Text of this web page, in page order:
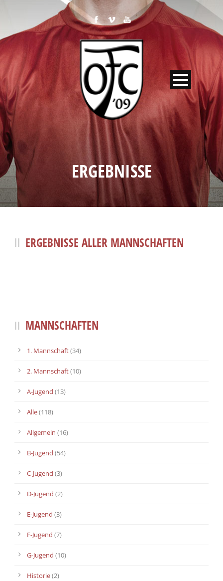
ERGEBNISSE
ERGEBNISSE ALLER MANNSCHAFTEN
MANNSCHAFTEN
1. Mannschaft(34)
2. Mannschaft(10)
A-Jugend (13)
Alle(118)
Allgemein (16)
B-Jugend (54)
C-Jugend (3)
D-Jugend (2)
E-Jugend (3)
F-Jugend (7)
G-Jugend (10)
Historie(2)